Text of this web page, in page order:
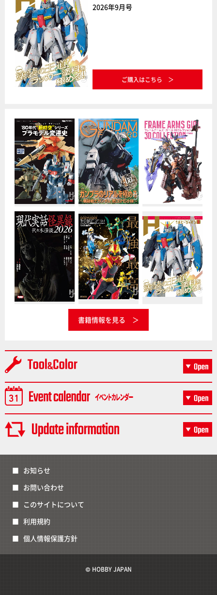
2026年9月号
ご購入はこちら
書籍情報を見る
お知らせ
お問い合わせ
このサイトについて
利用規約
個人情報保護方針
© HOBBY JAPAN